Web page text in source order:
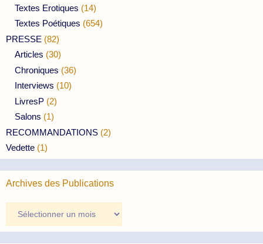
Textes Erotiques (14)
Textes Poétiques (654)
PRESSE (82)
Articles (30)
Chroniques (36)
Interviews (10)
LivresP (2)
Salons (1)
RECOMMANDATIONS (2)
Vedette (1)
Archives des Publications
des
Publications